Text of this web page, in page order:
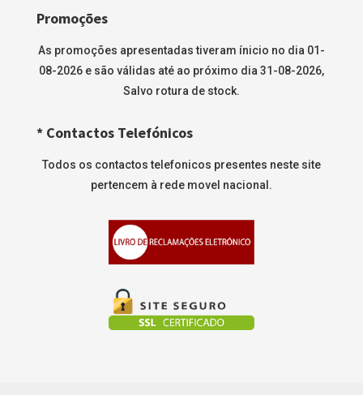
Promoções
As promoções apresentadas tiveram ínicio no dia 01-
08-2026 e são válidas até ao próximo dia 31-08-2026,
Salvo rotura de stock.
* Contactos Telefónicos
Todos os contactos telefonicos presentes neste site
pertencem à rede movel nacional.